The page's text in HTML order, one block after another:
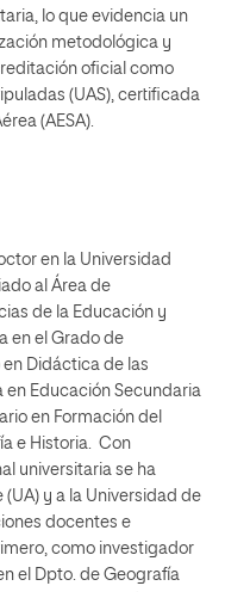
lo que evidencia un
metodológica y
oficial como
(UAS), certificada
(AESA).
en la Universidad
al Área de
de la Educación y
en el Grado de
Didáctica de las
en Educación Secundaria
en Formación del
e Historia. Con
universitaria se ha
y a la Universidad de
docentes e
como investigador
el Dpto. de Geografía